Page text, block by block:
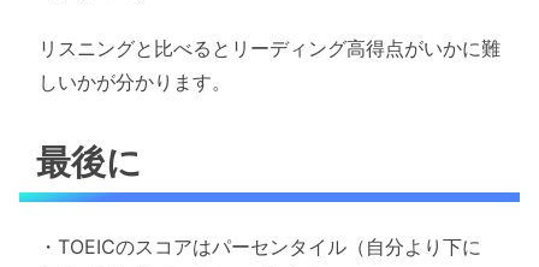
リスニングと比べるとリーディング高得点がいかに難
しいかが分かります。
最後に
・TOEICのスコアはパーセンタイル（自分より下に